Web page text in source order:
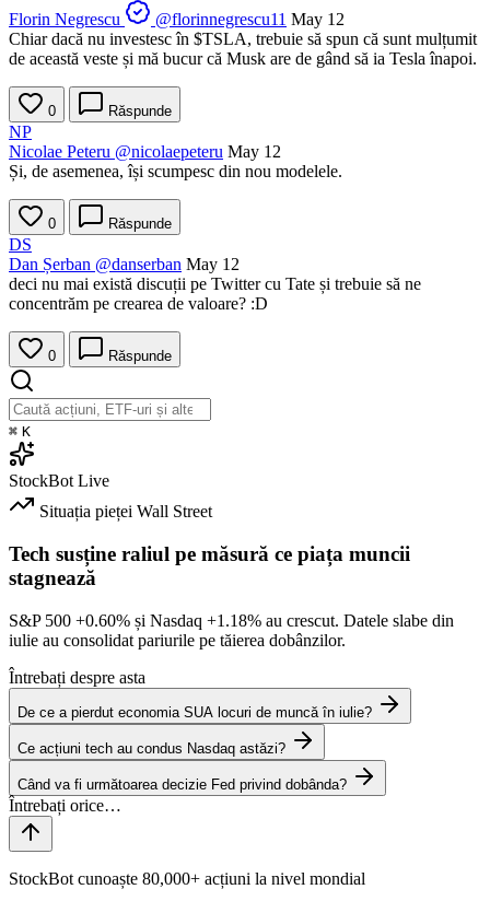
Florin Negrescu
@florinnegrescu11 May 12
Chiar dacă nu investesc în $TSLA, trebuie să spun că sunt mulțumit
de această veste și mă bucur că Musk are de gând să ia Tesla înapoi.
0 Răspunde
NP
Nicolae Peteru @nicolaepeteru May 12
Și, de asemenea, își scumpesc din nou modelele.
0 Răspunde
DS
Dan Șerban @danserban May 12
deci nu mai există discuții pe Twitter cu Tate și trebuie să ne
concentrăm pe crearea de valoare? :D
0 Răspunde
⌘ K
StockBot Live
Situația pieței Wall Street
Tech susține raliul pe măsură ce piața muncii
stagnează
S&P 500 +0.60% și Nasdaq +1.18% au crescut. Datele slabe din
iulie au consolidat pariurile pe tăierea dobânzilor.
Întrebați despre asta
De ce a pierdut economia SUA locuri de muncă în iulie?
Ce acțiuni tech au condus Nasdaq astăzi?
Când va fi următoarea decizie Fed privind dobânda?
StockBot cunoaște 80,000+ acțiuni la nivel mondial